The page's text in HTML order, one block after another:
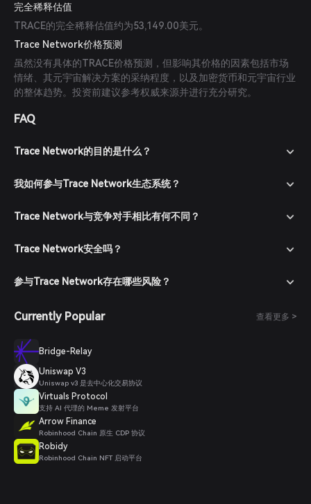
完全稀释估值
TRACE的完全稀释估值约为53,149.00美元。
Trace Network价格预测
虽然没有具体的TRACE价格预测，但影响其价格的因素包括市场
情绪、其元宇宙解决方案的采纳程度，以及加密货币和元宇宙行业
的整体趋势。投资前建议参考权威来源并进行充分研究。
FAQ
Trace Network的目的是什么？
我如何参与Trace Network生态系统？
Trace Network与竞争对手相比有何不同？
Trace Network安全吗？
参与Trace Network存在哪些风险？
Currently Popular 查看更多 >
Bridge-Relay
Uniswap V3
Uniswap v3 是去中心化交易协议
Virtuals Protocol
支持 AI 代理的 Meme 发射平台
Arrow Finance
Robinhood Chain 原生 CDP 协议
Robidy
Robinhood Chain NFT 启动平台